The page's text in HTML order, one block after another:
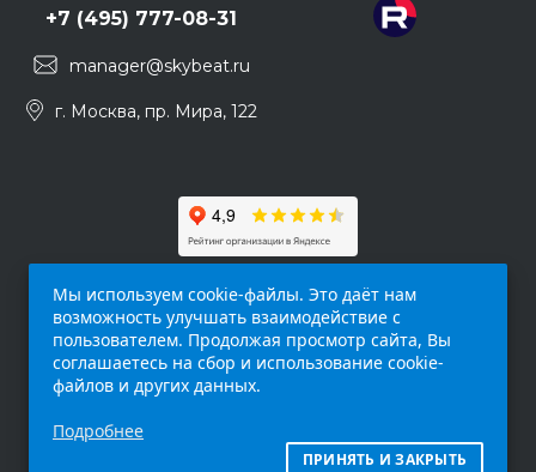
+7 (495) 777-08-31
manager@skybeat.ru
г. Москва, пр. Мира, 122
интернет-сайт (
исключительно информационный характер и
Мы используем cookie-файлы. Это даёт нам
возможность улучшать взаимодействие с
пользователем. Продолжая просмотр сайта, Вы
соглашаетесь на сбор и использование cookie-
файлов и других данных.
Подробнее
ПРИНЯТЬ И ЗАКРЫТЬ